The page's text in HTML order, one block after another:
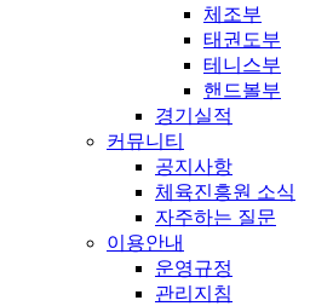
체조부
태권도부
테니스부
핸드볼부
경기실적
커뮤니티
공지사항
체육진흥원 소식
자주하는 질문
이용안내
운영규정
관리지침